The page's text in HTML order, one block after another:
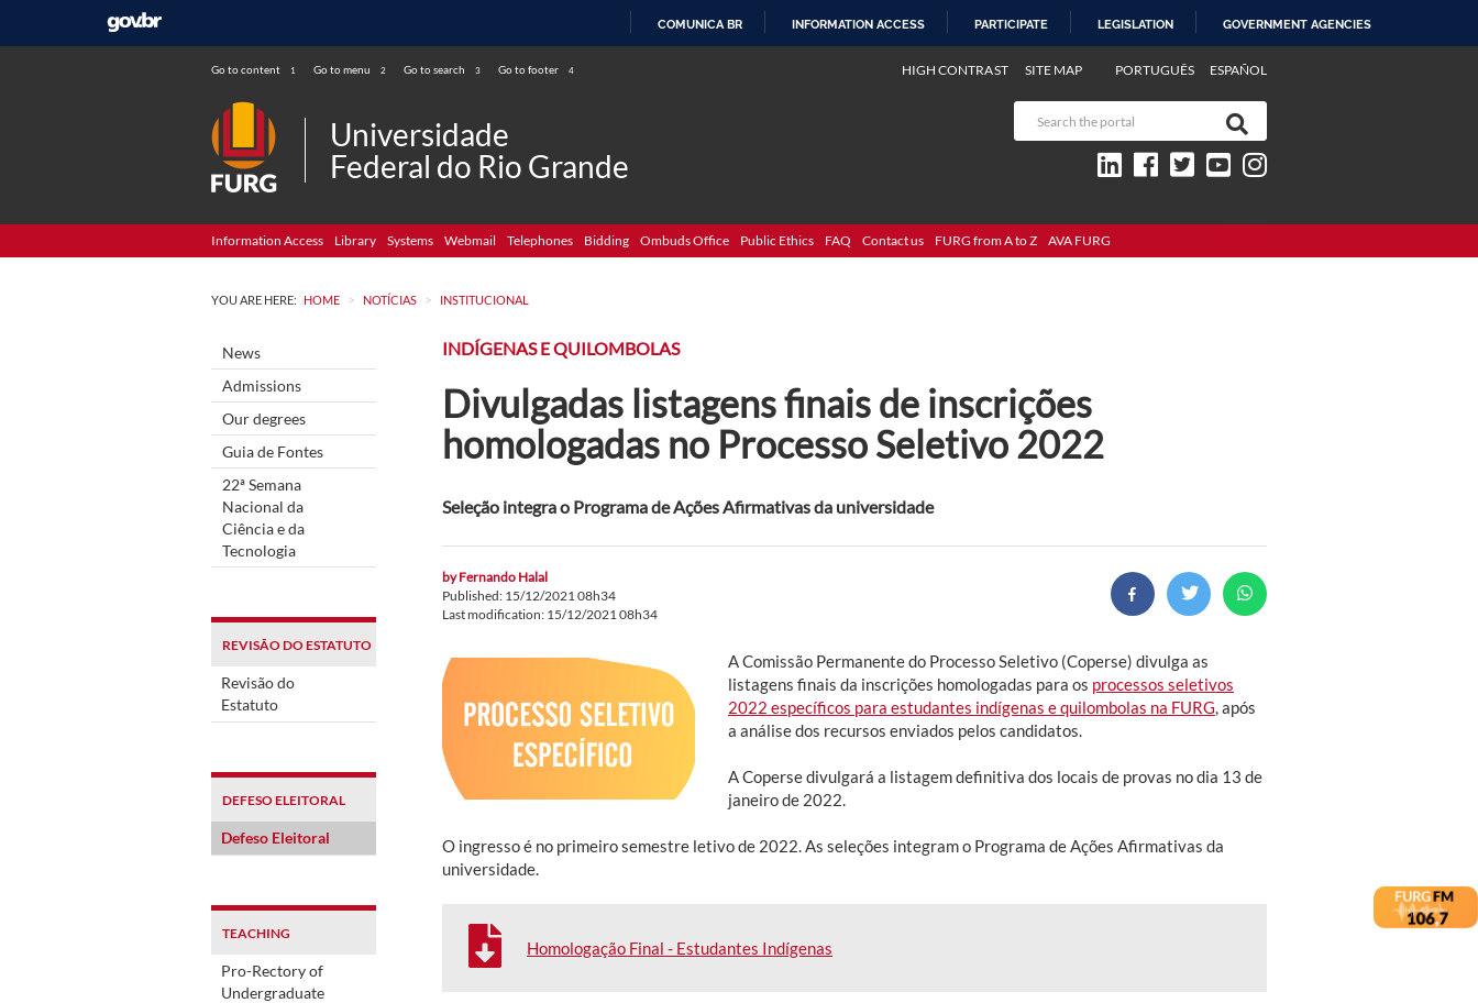
COMUNICA BR INFORMATION ACCESS PARTICIPATE LEGISLATION GOVERNMENT AGENCIES
Go to content 1 Go to menu 2 Go to search 3 Go to footer 4 PORTUGUÊS ESPAÑOL
HIGH CONTRAST SITE MAP
Universidade
Federal do Rio Grande
Information Access Library Systems Webmail Telephones Bidding Ombuds Office Public Ethics FAQ Contact us FURG from A to Z AVA FURG
YOU ARE HERE: HOME > NOTÍCIAS > INSTITUCIONAL
News
Admissions
Our degrees
Guia de Fontes
22ª Semana
Nacional da
Ciência e da
Tecnologia
REVISÃO DO ESTATUTO
Revisão do
Estatuto
DEFESO ELEITORAL
Defeso Eleitoral
TEACHING
Pro-Rectory of
Undergraduate
INDÍGENAS E QUILOMBOLAS
Divulgadas listagens finais de inscrições
homologadas no Processo Seletivo 2022
Seleção integra o Programa de Ações Afirmativas da universidade
byFernando Halal
Published: 15/12/2021 08h34
Last modification: 15/12/2021 08h34
A Comissão Permanente do Processo Seletivo (Coperse) divulga as
listagens finais da inscrições homologadas para os processos seletivos
2022 específicos para estudantes indígenas e quilombolas na FURG , após
a análise dos recursos enviados pelos candidatos.
A Coperse divulgará a listagem definitiva dos locais de provas no dia 13 de
janeiro de 2022.
O ingresso é no primeiro semestre letivo de 2022. As seleções integram o Programa de Ações Afirmativas da
universidade.
Homologação Final - Estudantes Indígenas